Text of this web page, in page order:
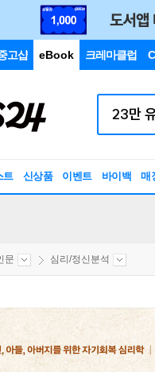
고샵 eBook 크레마클럽
트 신상품 이벤트 바이백 매
문 심리/정신분석